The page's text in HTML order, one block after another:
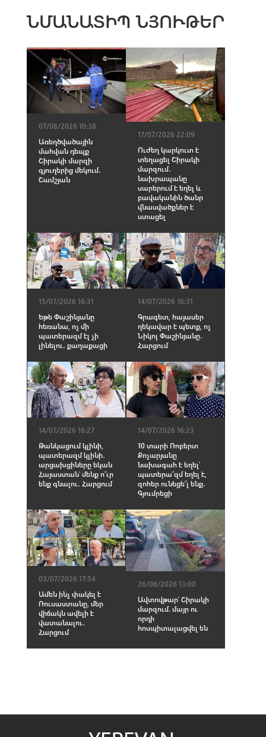
ՆՄԱՆԱՏԻՊ ՆՅՈՒԹԵՐ
07/08/2026 10:38
Առեղծվածային
մահվան դեպք
Շիրակի մարզի
գյուղերից մեկում․
Շամշյան
17/07/2026 22:09
Ուժեղ կարկուտ է
տեղացել Շիրակի
մարզում․
նախրապանը
սարերում է եղել և
բավականին ծանր
վնաuվածքներ է
ստացել
15/07/2026 16:31
Եթե Փաշինյանը
հեռանա, ոչ մի
պատերազմ էլ չի
լինելու․ քաղաքացի
14/07/2026 16:31
Գրագետ, հայասեր
ղեկավար է պետք, ոչ
Նիկոլ Փաշինյանը․
Հարցում
14/07/2026 16:27
Թանկացում կլինի,
պատերազմ կլինի․
արցախցիները եկան
Հայաստան՝ մենք ո՞ւր
ենք գնալու․ Հարցում
14/07/2026 16:23
10 տարի Ռոբերտ
Քոչարյանը
նախագահ է եղել՝
պատերա՞զմ եղել է,
զոհեր ունեցե՞լ ենք․
Գյումրեցի
03/07/2026 17:54
Ամեն ինչ փակել է
Ռուսաստանը, մեր
վիճակն ավելի է
վատանալու․
Հարցում
26/06/2026 13:00
Ավտովթար՝ Շիրակի
մարզում. մայր ու
որդի
հոսպիտալացվել են